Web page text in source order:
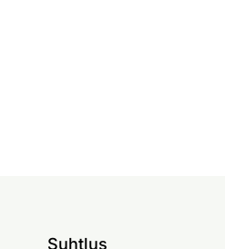
Suhtlus